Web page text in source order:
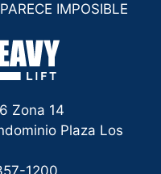
IMPOSIBLE
Zona 14
Plaza Los
1200